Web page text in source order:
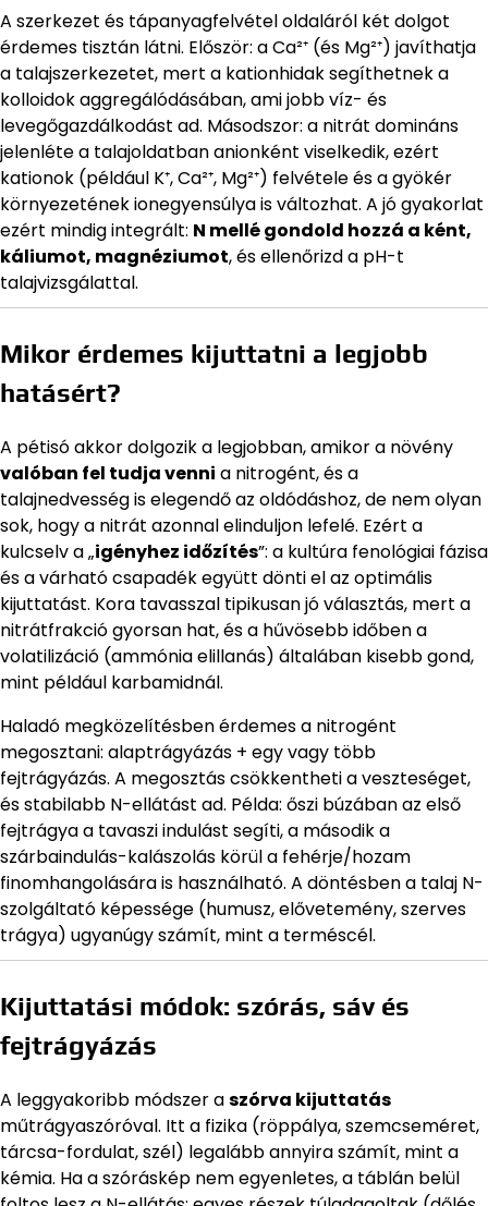
A szerkezet és tápanyagfelvétel oldaláról két dolgot
érdemes tisztán látni. Először: a Ca²⁺ (és Mg²⁺) javíthatja
a talajszerkezetet, mert a kationhidak segíthetnek a
kolloidok aggregálódásában, ami jobb víz- és
levegőgazdálkodást ad. Másodszor: a nitrát domináns
jelenléte a talajoldatban anionként viselkedik, ezért
kationok (például K⁺, Ca²⁺, Mg²⁺) felvétele és a gyökér
környezetének ionegyensúlya is változhat. A jó gyakorlat
ezért mindig integrált: N mellé gondold hozzá a ként,
káliumot, magnéziumot, és ellenőrizd a pH-t
talajvizsgálattal.
Mikor érdemes kijuttatni a legjobb
hatásért?
A pétisó akkor dolgozik a legjobban, amikor a növény
valóban fel tudja venni a nitrogént, és a
talajnedvesség is elegendő az oldódáshoz, de nem olyan
sok, hogy a nitrát azonnal elinduljon lefelé. Ezért a
kulcselv a „igényhez időzítés”: a kultúra fenológiai fázisa
és a várható csapadék együtt dönti el az optimális
kijuttatást. Kora tavasszal tipikusan jó választás, mert a
nitrátfrakció gyorsan hat, és a hűvösebb időben a
volatilizáció (ammónia elillanás) általában kisebb gond,
mint például karbamidnál.
Haladó megközelítésben érdemes a nitrogént
megosztani: alaptrágyázás + egy vagy több
fejtrágyázás. A megosztás csökkentheti a veszteséget,
és stabilabb N-ellátást ad. Példa: őszi búzában az első
fejtrágya a tavaszi indulást segíti, a második a
szárbaindulás-kalászolás körül a fehérje/hozam
finomhangolására is használható. A döntésben a talaj N-
szolgáltató képessége (humusz, elővetemény, szerves
trágya) ugyanúgy számít, mint a terméscél.
Kijuttatási módok: szórás, sáv és
fejtrágyázás
A leggyakoribb módszer aszórva kijuttatás
műtrágyaszóróval. Itt a fizika (röppálya, szemcseméret,
tárcsa-fordulat, szél) legalább annyira számít, mint a
kémia. Ha a szóráskép nem egyenletes, a táblán belül